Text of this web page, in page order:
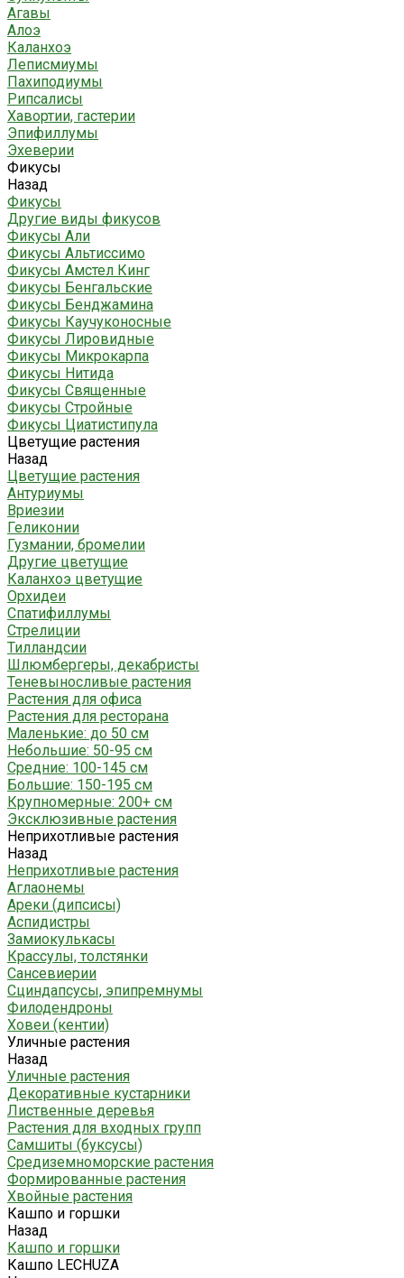
Агавы
Алоэ
Каланхоэ
Леписмиумы
Пахиподиумы
Рипсалисы
Хавортии, гастерии
Эпифиллумы
Эхеверии
Фикусы
Назад
Фикусы
Другие виды фикусов
Фикусы Али
Фикусы Альтиссимо
Фикусы Амстел Кинг
Фикусы Бенгальские
Фикусы Бенджамина
Фикусы Каучуконосные
Фикусы Лировидные
Фикусы Микрокарпа
Фикусы Нитида
Фикусы Священные
Фикусы Стройные
Фикусы Циатистипула
Цветущие растения
Назад
Цветущие растения
Антуриумы
Вриезии
Геликонии
Гузмании, бромелии
Другие цветущие
Каланхоэ цветущие
Орхидеи
Спатифиллумы
Стрелиции
Тилландсии
Шлюмбергеры, декабристы
Теневыносливые растения
Растения для офиса
Растения для ресторана
Маленькие: до 50 см
Небольшие: 50-95 см
Средние: 100-145 см
Большие: 150-195 см
Крупномерные: 200+ см
Эксклюзивные растения
Неприхотливые растения
Назад
Неприхотливые растения
Аглаонемы
Ареки (дипсисы)
Аспидистры
Замиокулькасы
Крассулы, толстянки
Сансевиерии
Сциндапсусы, эпипремнумы
Филодендроны
Ховеи (кентии)
Уличные растения
Назад
Уличные растения
Декоративные кустарники
Лиственные деревья
Растения для входных групп
Самшиты (буксусы)
Средиземноморские растения
Формированные растения
Хвойные растения
Кашпо и горшки
Назад
Кашпо и горшки
Кашпо LECHUZA